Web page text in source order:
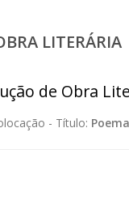
LITERÁRIA
de Obra
- Título: